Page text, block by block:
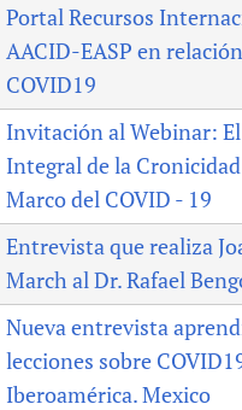
Portal Recursos
AACID-EASP en
COVID19
Invitación al Webinar:
Integral de la
Marco del COVID - 19
Entrevista que realiza
March al Dr. Rafael
Nueva entrevista
lecciones sobre
Iberoamérica. Mexico